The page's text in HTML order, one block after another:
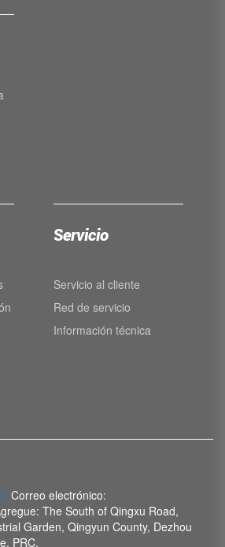
Servicio
Servicio al cliente
Red de servicio
Información técnica
Correo electrónico:
The South of Qingxu Road,
Garden, Qingyun County, Dezhou
PRC.